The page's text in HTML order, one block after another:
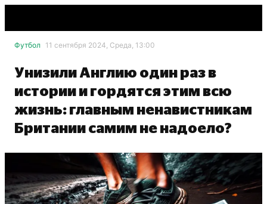
Футбол 11 сентября 2024, Среда, 13:00
Унизили Англию один раз в
истории и гордятся этим всю
жизнь: главным ненавистникам
Британии самим не надоело?